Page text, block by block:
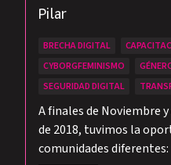
Pilar
BRECHA DIGITAL
CYBORGFEMINISMO
SEGURIDAD DIGITAL
A finales de Noviembre
de 2018, tuvimos la
comunidades